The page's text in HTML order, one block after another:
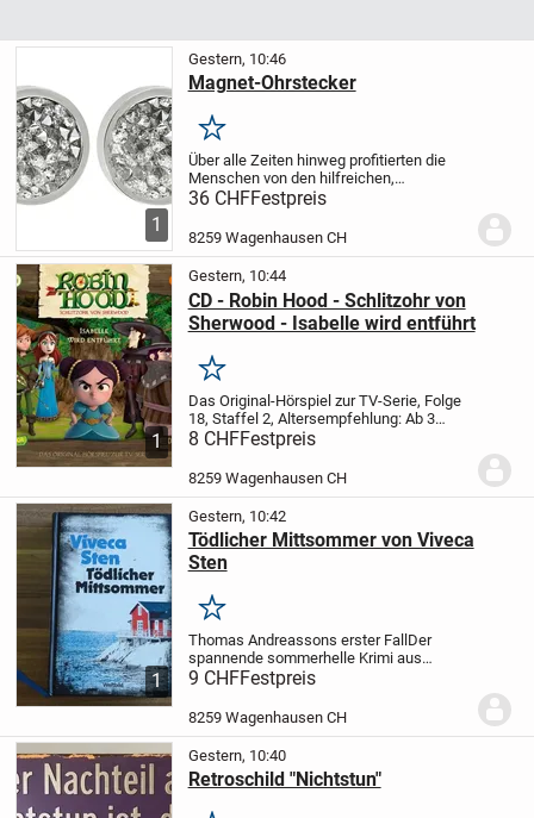
1
Gestern, 10:46
Magnet-Ohrstecker
Merken
Über alle Zeiten hinweg profitierten die
Menschen von den hilfreichen,
magnetischen Schwingungen. Ein
weiteres Plus: Magnetschmuck ist ein
absoluter Hingucker an Hals, Handgelenk
-...
36 CHFFestpreis
8259 Wagenhausen CH
1
Gestern, 10:44
CD - Robin Hood - Schlitzohr von
Sherwood - Isabelle wird entführt
Merken
Das Original-Hörspiel zur TV-Serie, Folge
18, Staffel 2, Altersempfehlung: Ab 3
JahrenMit den Episoden:
Die Banditen entführen Isabelle,
doch Prinz John versucht, Robin die...
8 CHFFestpreis
8259 Wagenhausen CH
1
Gestern, 10:42
Tödlicher Mittsommer von Viveca
Sten
Merken
Thomas Andreassons erster FallDer
spannende sommerhelle Krimi aus
SchwedenEs ist ein heisser Julimorgen
auf Sandhamn im Stockholmer
Schärengarten. Eine männliche Leiche
liegt angespült am...
9 CHFFestpreis
8259 Wagenhausen CH
Gestern, 10:40
Retroschild "Nichtstun"